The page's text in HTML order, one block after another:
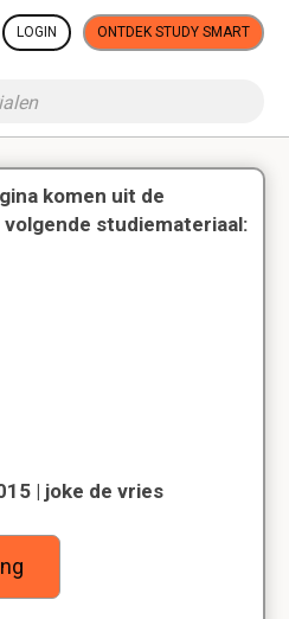
LOGIN ONTDEK STUDY SMART
komen uit de
studiemateriaal:
| joke de vries